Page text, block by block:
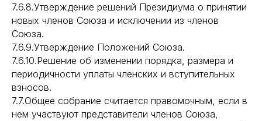
7.6.8.Утверждение решений Президиума о принятии
новых членов Союза и исключении из членов
Союза.
7.6.9.Утверждение Положений Союза.
7.6.10.Решение об изменении порядка, размера и
периодичности уплаты членских и вступительных
взносов.
7.7.Общее собрание считается правомочным, если в
нем участвуют представители членов Союза,